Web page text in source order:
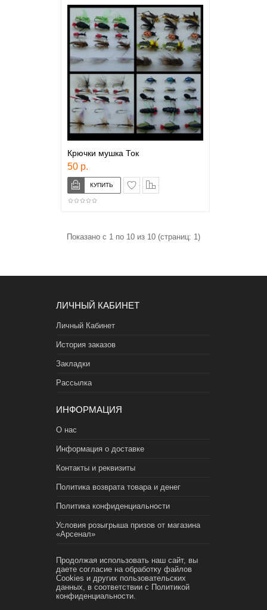
Крючки мушка Ток
50 р.
в закладки
Показано с 1 по 10 из 10 (страниц: 1)
ЛИЧНЫЙ КАБИНЕТ
Личный Кабинет
История заказов
Закладки
Рассылка
ИНФОРМАЦИЯ
О нас
Информация о доставке
Контакты и реквизиты
Политика возврата товара и денег
Политика конфиденциальности
Условия розыгрыша призов от магазина
«Арсенал»
Продолжая использовать наш сайт, вы
даете согласие на обработку файлов
Cookies и других пользовательских
данных, в соответствии с Политикой
конфиденциальности.